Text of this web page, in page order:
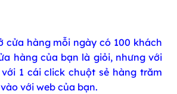
cửa hàng mỗi ngày có 100 khách
hàng của bạn là giỏi, nhưng với
1 cái click chuột sẻ hàng trăm
với web của bạn.